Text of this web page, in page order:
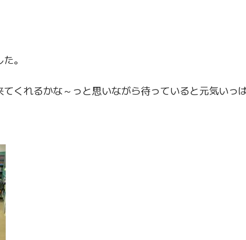
。
くれるかな～っと思いながら待っていると元気いっ